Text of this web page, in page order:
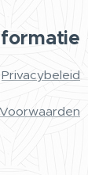
Privacybeleid